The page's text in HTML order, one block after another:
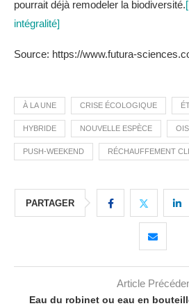
pourrait déjà remodeler la biodiversité.
intégralité]
Source: https://www.futura-
À LA UNE CRISE ÉCOLOGIQUE
HYBRIDE NOUVELLE ESPÈCE
PUSH-WEEKEND RÉCHAUFFEMENT
PARTAGER
Article
Eau du robinet ou eau en